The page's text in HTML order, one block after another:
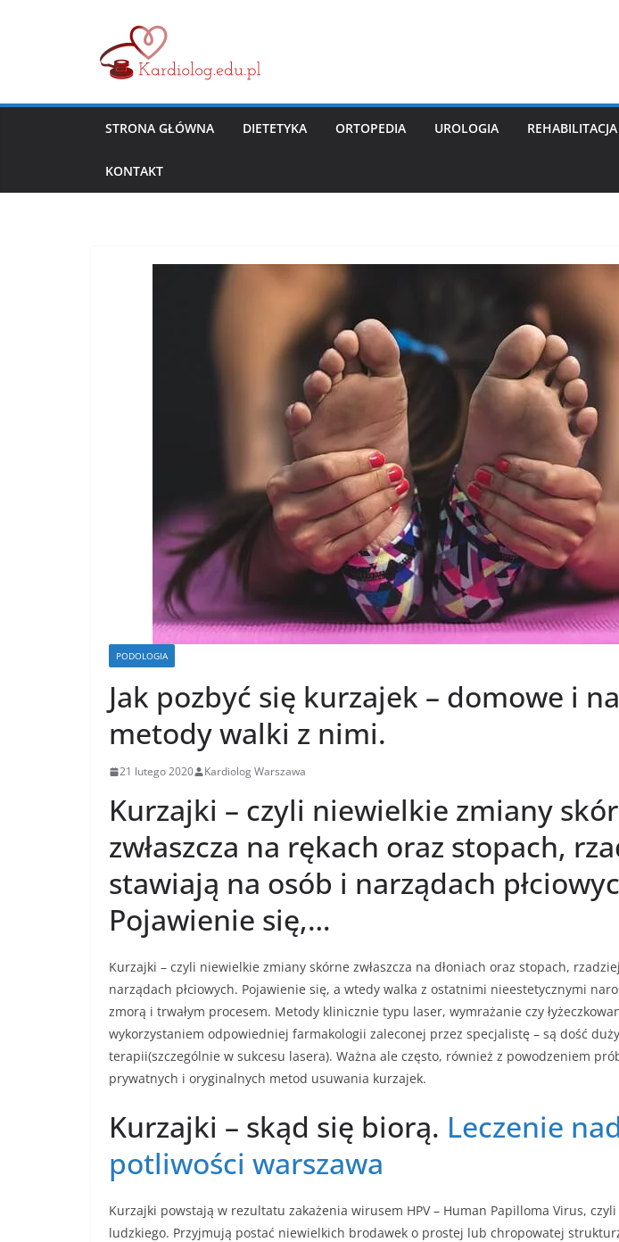
STRONA GŁÓWNA DIETETYKA ORTOPEDIA UROLOGIA REHABILITACJA
KONTAKT
PODOLOGIA
Jak pozbyć się kurzajek – domowe i
metody walki z nimi.
21 lutego 2020 Kardiolog Warszawa
Kurzajki – czyli niewielkie zmiany
zwłaszcza na rękach oraz stopach,
stawiają na osób i narządach
Pojawienie się,…
Kurzajki – czyli niewielkie zmiany skórne zwłaszcza na dłoniach oraz stopach,
narządach płciowych. Pojawienie się, a wtedy walka z ostatnimi nieestetycznymi
zmorą i trwałym procesem. Metody klinicznie typu laser, wymrażanie czy
wykorzystaniem odpowiedniej farmakologii zaleconej przez specjalistę – są dość
terapii(szczególnie w sukcesu lasera). Ważna ale często, również z powodzeniem
prywatnych i oryginalnych metod usuwania kurzajek.
Kurzajki – skąd się biorą. Leczenie
potliwości warszawa
Kurzajki powstają w rezultatu zakażenia wirusem HPV – Human Papilloma Virus,
ludzkiego. Przyjmują postać niewielkich brodawek o prostej lub chropowatej